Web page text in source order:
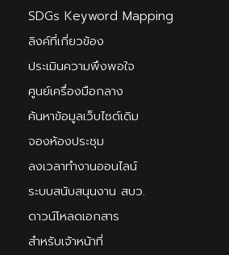
SDGs Keyword Mapping
ลิงค์ที่เกี่ยวข้อง
ประเมินความพึงพอใจ
ศูนย์เครื่องมือกลาง
ค้นหาข้อมูลเว็บไซต์เดิม
จองห้องประชุม
ลงเวลาทำงานออนไลน์
ระบบสนับสนุนงาน สบว.
ดาวน์โหลดเอกสาร
สำหรับเจ้าหน้าที่